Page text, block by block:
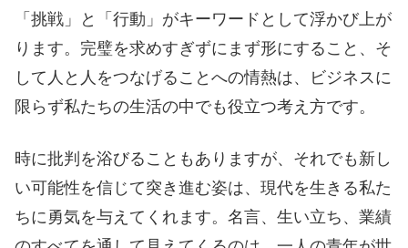
「挑戦」と「行動」がキーワードとして浮かび上が
ります。完璧を求めすぎずにまず形にすること、そ
して人と人をつなげることへの情熱は、ビジネスに
限らず私たちの生活の中でも役立つ考え方です。
時に批判を浴びることもありますが、それでも新し
い可能性を信じて突き進む姿は、現代を生きる私た
ちに勇気を与えてくれます。名言、生い立ち、業績